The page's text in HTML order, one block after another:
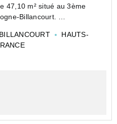
47,10 m² situé au 3ème
Billancourt.
d'une cuisine indépe...
HAUTS-